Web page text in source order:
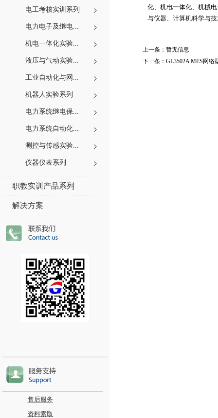
电工考核实训系列
电力电子及继电...
机电一体化实验...
液压与气动实验...
工业自动化与网...
机器人实验系列
电力系统继电保...
电力系统自动化...
测控与传感实验...
仪器仪表系列
职教实训产品系列
解决方案
售后服务
资料索取
化、 机电一体化、 机械
与仪器、 计算机科学与技
上一条： 暂无信息
下一条： GL3502A MES网